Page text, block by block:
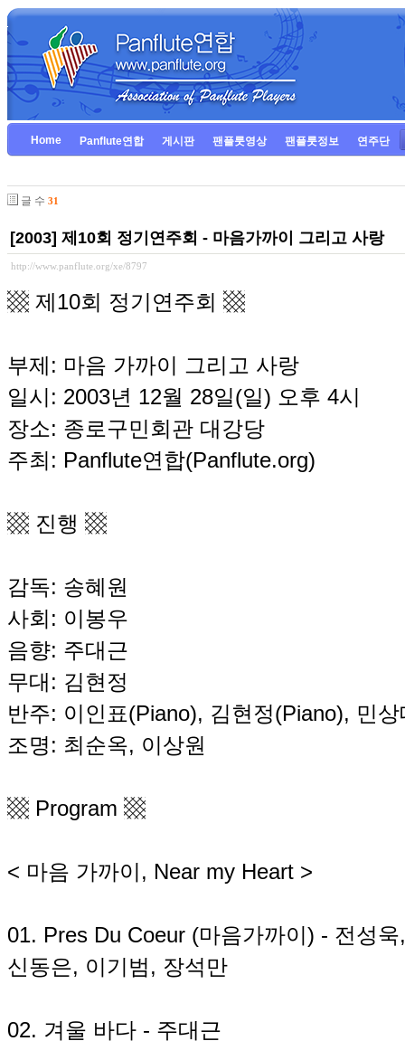
Home Panflute연합 게시판 팬플룻영상 팬플룻정보 연주단
글 수 31
[2003] 제10회 정기연주회 - 마음가까이 그리고 사랑
http://www.panflute.org/xe/8797
▩ 제10회 정기연주회 ▩
부제: 마음 가까이 그리고 사랑
일시: 2003년 12월 28일(일) 오후 4시
장소: 종로구민회관 대강당
주최: Panflute연합(Panflute.org)
▩ 진행 ▩
감독: 송혜원
사회: 이봉우
음향: 주대근
무대: 김현정
반주: 이인표(Piano), 김현정(Piano), 민
조명: 최순옥, 이상원
▩ Program ▩
< 마음 가까이, Near my Heart >
01. Pres Du Coeur (마음가까이) - 전성
신동은, 이기범, 장석만
02. 겨울 바다 - 주대근